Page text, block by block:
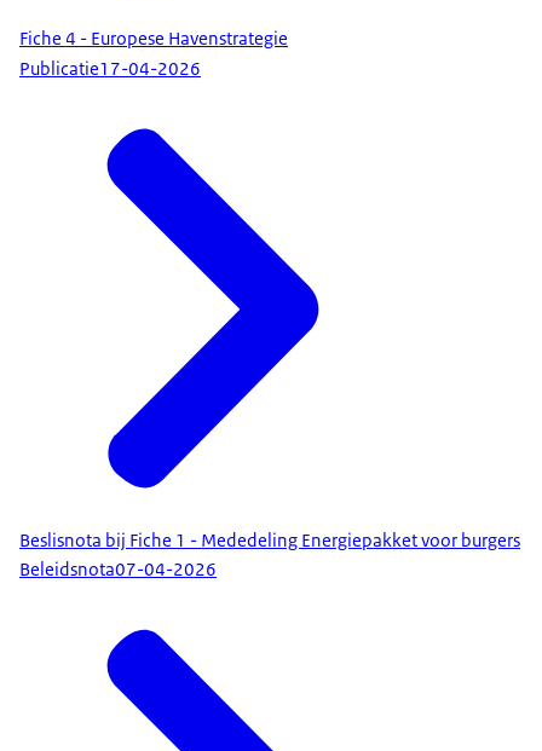
Fiche 4 - Europese Havenstrategie
Publicatie17-04-2026
Beslisnota bij Fiche 1 - Mededeling Energiepakket voor burgers
Beleidsnota07-04-2026